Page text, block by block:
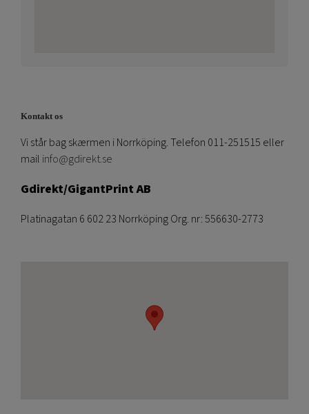
Kontakt os
Vi står bag skærmen i Norrköping. Telefon 011-251515 eller
mail info@gdirekt.se
Gdirekt/GigantPrint AB
Platinagatan 6 602 23 Norrköping Org. nr: 556630-2773